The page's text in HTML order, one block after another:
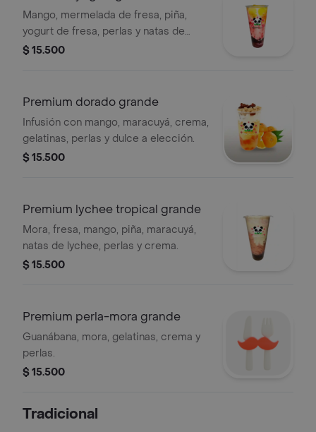
Mango, mermelada de fresa, piña,
yogurt de fresa, perlas y natas de
lychee.
$ 15.500
Premium dorado grande
Infusión con mango, maracuyá, crema,
gelatinas, perlas y dulce a elección.
$ 15.500
Premium lychee tropical grande
Mora, fresa, mango, piña, maracuyá,
natas de lychee, perlas y crema.
$ 15.500
Premium perla-mora grande
Guanábana, mora, gelatinas, crema y
perlas.
$ 15.500
Tradicional